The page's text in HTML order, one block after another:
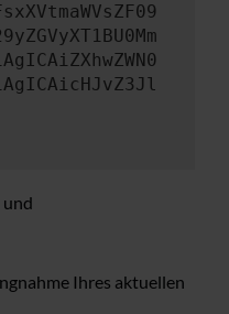
und
Ihres aktuellen